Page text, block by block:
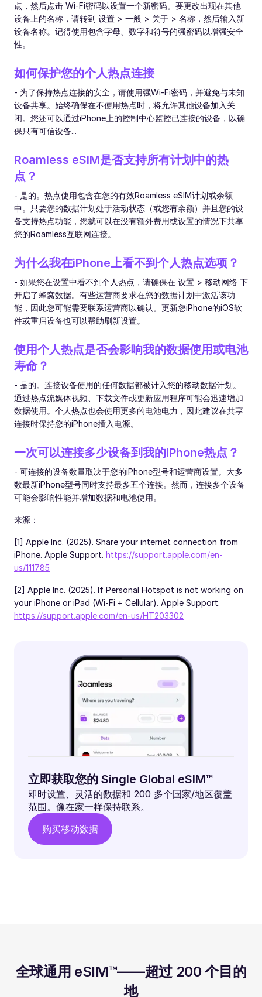
点，然后点击 Wi-Fi密码以设置一个新密码。要更改出现在其他
设备上的名称，请转到 设置 > 一般 > 关于 > 名称，然后输入新
设备名称。记得使用包含字母、数字和符号的强密码以增强安全
性。
如何保护您的个人热点连接
- 为了保持热点连接的安全，请使用强Wi-Fi密码，并避免与未知
设备共享。始终确保在不使用热点时，将允许其他设备加入关
闭。您还可以通过iPhone上的控制中心监控已连接的设备，以确
保只有可信设备...
Roamless eSIM是否支持所有计划中的热
点？
- 是的。热点使用包含在您的有效Roamless eSIM计划或余额
中。只要您的数据计划处于活动状态（或您有余额）并且您的设
备支持热点功能，您就可以在没有额外费用或设置的情况下共享
您的Roamless互联网连接。
为什么我在iPhone上看不到个人热点选项？
- 如果您在设置中看不到个人热点，请确保在 设置 > 移动网络 下
开启了蜂窝数据。有些运营商要求在您的数据计划中激活该功
能，因此您可能需要联系运营商以确认。更新您iPhone的iOS软
件或重启设备也可以帮助刷新设置。
使用个人热点是否会影响我的数据使用或电池
寿命？
- 是的。连接设备使用的任何数据都被计入您的移动数据计划。
通过热点流媒体视频、下载文件或更新应用程序可能会迅速增加
数据使用。个人热点也会使用更多的电池电力，因此建议在共享
连接时保持您的iPhone插入电源。
一次可以连接多少设备到我的iPhone热点？
- 可连接的设备数量取决于您的iPhone型号和运营商设置。大多
数最新iPhone型号同时支持最多五个连接。然而，连接多个设备
可能会影响性能并增加数据和电池使用。
来源：
[1] Apple Inc. (2025). Share your internet connection from
iPhone. Apple Support. https://support.apple.com/en-
us/111785
[2] Apple Inc. (2025). If Personal Hotspot is not working on
your iPhone or iPad (Wi-Fi + Cellular). Apple Support.
https://support.apple.com/en-us/HT203302
立即获取您的 Single Global eSIM™
即时设置、灵活的数据和 200 多个国家/地区覆盖
范围。像在家一样保持联系。
购买移动数据
全球通用 eSIM™——超过 200 个目的
地